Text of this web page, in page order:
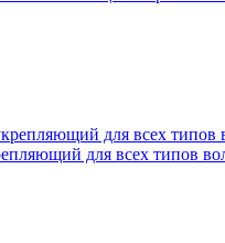
для всех типов